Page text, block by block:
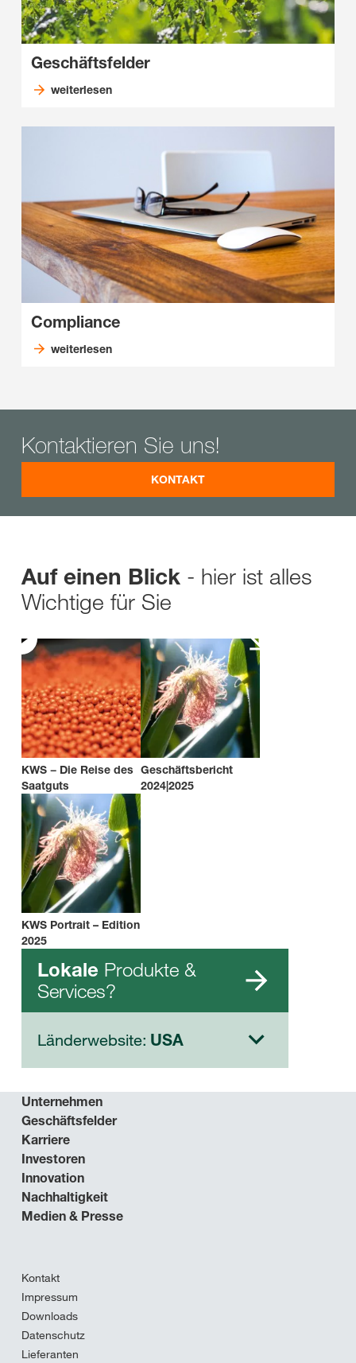
Geschäftsfelder
weiterlesen
Compliance
weiterlesen
Kontaktieren Sie uns!
KONTAKT
Auf einen Blick - hier ist alles
Wichtige für Sie
KWS − Die Reise des
Saatguts
Geschäftsbericht
2024|2025
KWS Portrait – Edition
2025
Lokale Produkte &
Services?
Länderwebsite: USA
Unternehmen
Geschäftsfelder
Karriere
Investoren
Innovation
Nachhaltigkeit
Medien & Presse
Kontakt
Impressum
Downloads
Datenschutz
Lieferanten